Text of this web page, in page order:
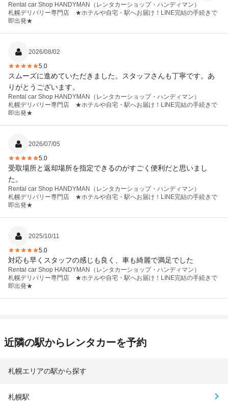
10分かかりませんでした。
Rental car Shop HANDYMAN（レンタカーショップ・ハンディマン）
札幌デリバリー専門店 ★ホテルや自宅・駅へお届け！LINE完結の手続きで
即出発★
2026/08/02
5.0
スムーズに進めていただきました。スタッフさんも丁寧です。あ
りがとうございます。
Rental car Shop HANDYMAN（レンタカーショップ・ハンディマン）
札幌デリバリー専門店 ★ホテルや自宅・駅へお届け！LINE完結の手続きで
即出発★
2026/07/05
5.0
受取場所と返却場所を指定できるのがすごく便利だと思いまし
た。
Rental car Shop HANDYMAN（レンタカーショップ・ハンディマン）
札幌デリバリー専門店 ★ホテルや自宅・駅へお届け！LINE完結の手続きで
即出発★
2025/10/11
5.0
対応も早くスタッフの感じも良く、車も綺麗で満足でした
Rental car Shop HANDYMAN（レンタカーショップ・ハンディマン）
札幌デリバリー専門店 ★ホテルや自宅・駅へお届け！LINE完結の手続きで
即出発★
近隣の駅からレンタカーを予約
札幌エリアの駅から探す
札幌駅